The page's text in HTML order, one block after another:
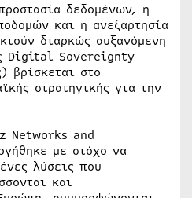
δεδομένων, η
και η ανεξαρτησία
διαρκώς αυξανόμενη
Digital Sovereignty
βρίσκεται στο
στρατηγικής για την
Networks and
με στόχο να
λύσεις που
και